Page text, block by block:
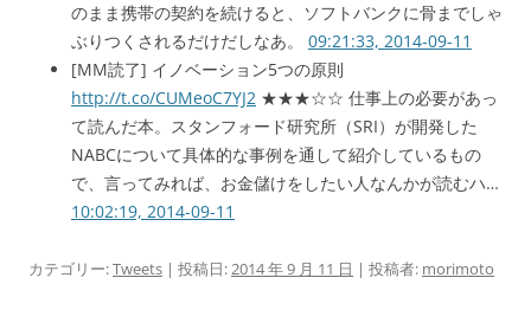
のまま携帯の契約を続けると、ソフトバンクに骨までしゃ
ぶりつくされるだけだしなあ。 09:21:33, 2014-09-11
[MM読了] イノベーション5つの原則
http://t.co/CUMeoC7YJ2 ★★★☆☆ 仕事上の必要があっ
て読んだ本。スタンフォード研究所（SRI）が開発した
NABCについて具体的な事例を通して紹介しているもの
で、言ってみれば、お金儲けをしたい人なんかが読むハ…
10:02:19, 2014-09-11
カテゴリー:Tweets | 投稿日:2014 年 9 月 11 日 | 投稿者: morimoto